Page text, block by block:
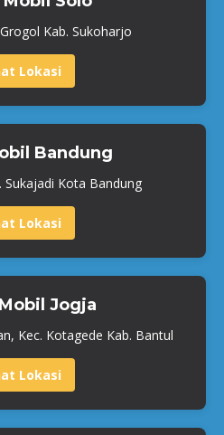
Kab. Sukoharjo
Lokasi
Bandung
Sukajadi Kota Bandung
Lokasi
Jogja
Kec. Kotagede Kab. Bantul
Lokasi